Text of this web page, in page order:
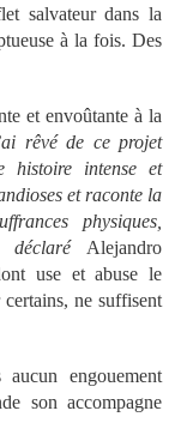
salvateur dans la
à la fois. Des
et envoûtante à la
rêvé de ce projet
histoire intense et
et raconte la
physiques,
déclaré Alejandro
use et abuse le
ne suffisent
engouement
son accompagne